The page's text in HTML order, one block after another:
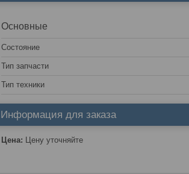
Основные
Состояние
Тип запчасти
Тип техники
Информация для заказа
Цена: Цену уточняйте